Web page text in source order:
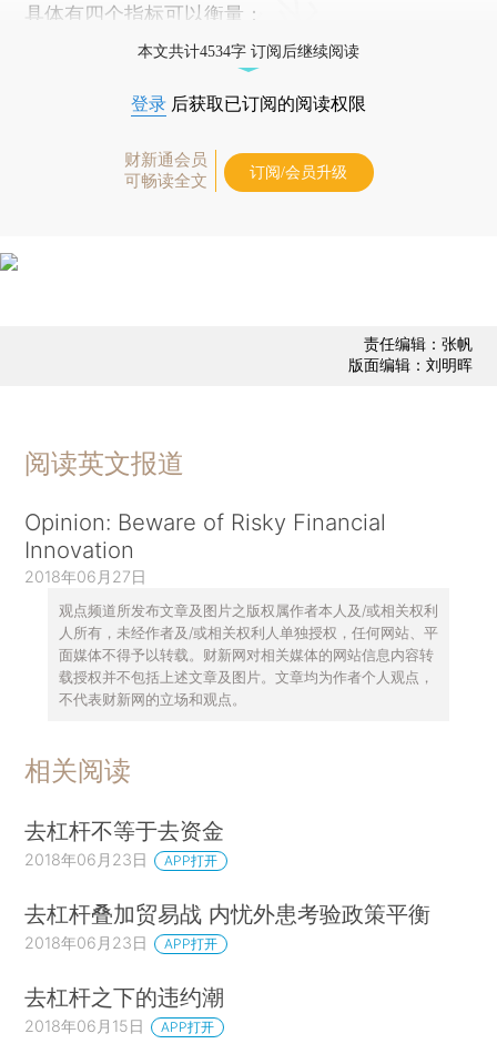
具体有四个指标可以衡量：
本文共计4534字 订阅后继续阅读
登录 后获取已订阅的阅读权限
财新通会员
可畅读全文
订阅/会员升级
责任编辑：张帆
版面编辑：刘明晖
阅读英文报道
Opinion: Beware of Risky Financial
Innovation
2018年06月27日
观点频道所发布文章及图片之版权属作者本人及/或相关权利
人所有，未经作者及/或相关权利人单独授权，任何网站、平
面媒体不得予以转载。财新网对相关媒体的网站信息内容转
载授权并不包括上述文章及图片。文章均为作者个人观点，
不代表财新网的立场和观点。
相关阅读
去杠杆不等于去资金
2018年06月23日 APP打开
去杠杆叠加贸易战 内忧外患考验政策平衡
2018年06月23日 APP打开
去杠杆之下的违约潮
2018年06月15日 APP打开